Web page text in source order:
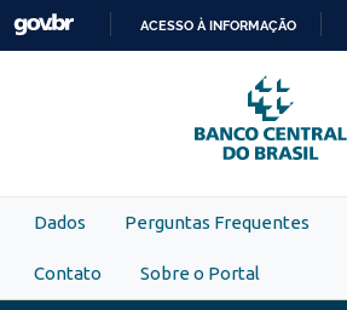
Skip to main content
PARA
O
CONTEÚDO
ACESSO À INFORMAÇÃO
Dados Perguntas Frequentes
Contato Sobre o Portal